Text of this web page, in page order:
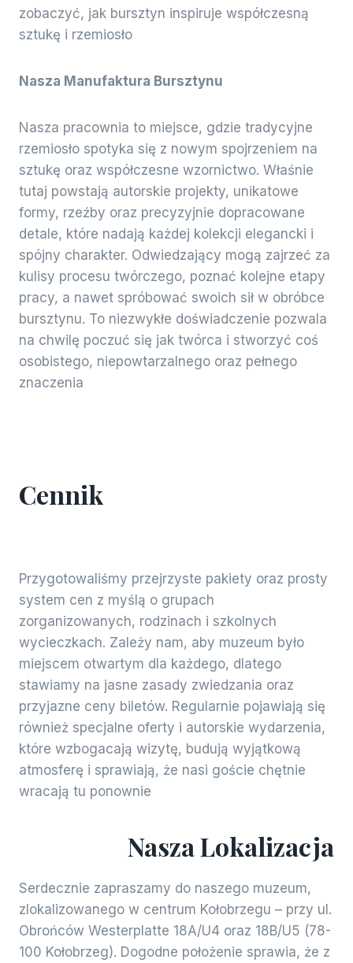
zobaczyć, jak bursztyn inspiruje współczesną
sztukę i rzemiosło
Nasza Manufaktura Bursztynu
Nasza pracownia to miejsce, gdzie tradycyjne
rzemiosło spotyka się z nowym spojrzeniem na
sztukę oraz współczesne wzornictwo. Właśnie
tutaj powstają autorskie projekty, unikatowe
formy, rzeźby oraz precyzyjnie dopracowane
detale, które nadają każdej kolekcji elegancki i
spójny charakter. Odwiedzający mogą zajrzeć za
kulisy procesu twórczego, poznać kolejne etapy
pracy, a nawet spróbować swoich sił w obróbce
bursztynu. To niezwykłe doświadczenie pozwala
na chwilę poczuć się jak twórca i stworzyć coś
osobistego, niepowtarzalnego oraz pełnego
znaczenia
Cennik
Przygotowaliśmy przejrzyste pakiety oraz prosty
system cen z myślą o grupach
zorganizowanych, rodzinach i szkolnych
wycieczkach. Zależy nam, aby muzeum było
miejscem otwartym dla każdego, dlatego
stawiamy na jasne zasady zwiedzania oraz
przyjazne ceny biletów. Regularnie pojawiają się
również specjalne oferty i autorskie wydarzenia,
które wzbogacają wizytę, budują wyjątkową
atmosferę i sprawiają, że nasi goście chętnie
wracają tu ponownie
Nasza Lokalizacja
Serdecznie zapraszamy do naszego muzeum,
zlokalizowanego w centrum Kołobrzegu – przy ul.
Obrońców Westerplatte 18A/U4 oraz 18B/U5 (78-
100 Kołobrzeg). Dogodne położenie sprawia, że z